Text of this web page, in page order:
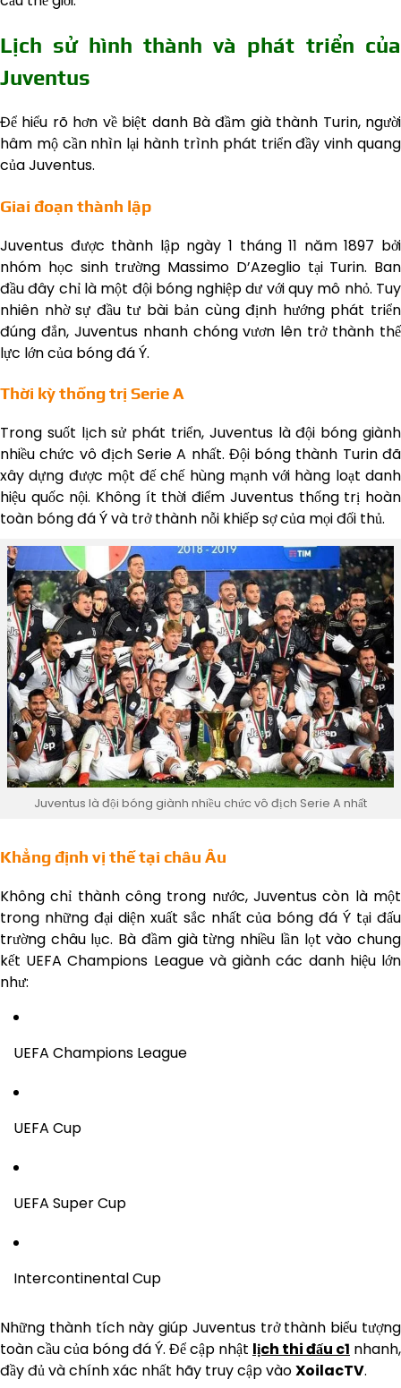
Lịch sử hình thành và phát triển của
Juventus
Để hiểu rõ hơn về biệt danh Bà đầm già thành Turin, người
hâm mộ cần nhìn lại hành trình phát triển đầy vinh quang
của Juventus.
Giai đoạn thành lập
Juventus được thành lập ngày 1 tháng 11 năm 1897 bởi
nhóm học sinh trường Massimo D’Azeglio tại Turin. Ban
đầu đây chỉ là một đội bóng nghiệp dư với quy mô nhỏ. Tuy
nhiên nhờ sự đầu tư bài bản cùng định hướng phát triển
đúng đắn, Juventus nhanh chóng vươn lên trở thành thế
lực lớn của bóng đá Ý.
Thời kỳ thống trị Serie A
Trong suốt lịch sử phát triển, Juventus là đội bóng giành
nhiều chức vô địch Serie A nhất. Đội bóng thành Turin đã
xây dựng được một đế chế hùng mạnh với hàng loạt danh
hiệu quốc nội. Không ít thời điểm Juventus thống trị hoàn
toàn bóng đá Ý và trở thành nỗi khiếp sợ của mọi đối thủ.
Juventus là đội bóng giành nhiều chức vô địch Serie A nhất
Khẳng định vị thế tại châu Âu
Không chỉ thành công trong nước, Juventus còn là một
trong những đại diện xuất sắc nhất của bóng đá Ý tại đấu
trường châu lục. Bà đầm già từng nhiều lần lọt vào chung
kết UEFA Champions League và giành các danh hiệu lớn
như:
UEFA Champions League
UEFA Cup
UEFA Super Cup
Intercontinental Cup
Những thành tích này giúp Juventus trở thành biểu tượng
toàn cầu của bóng đá Ý. Để cập nhật lịch thi đấu c1 nhanh,
đầy đủ và chính xác nhất hãy truy cập vàoXoilacTV.